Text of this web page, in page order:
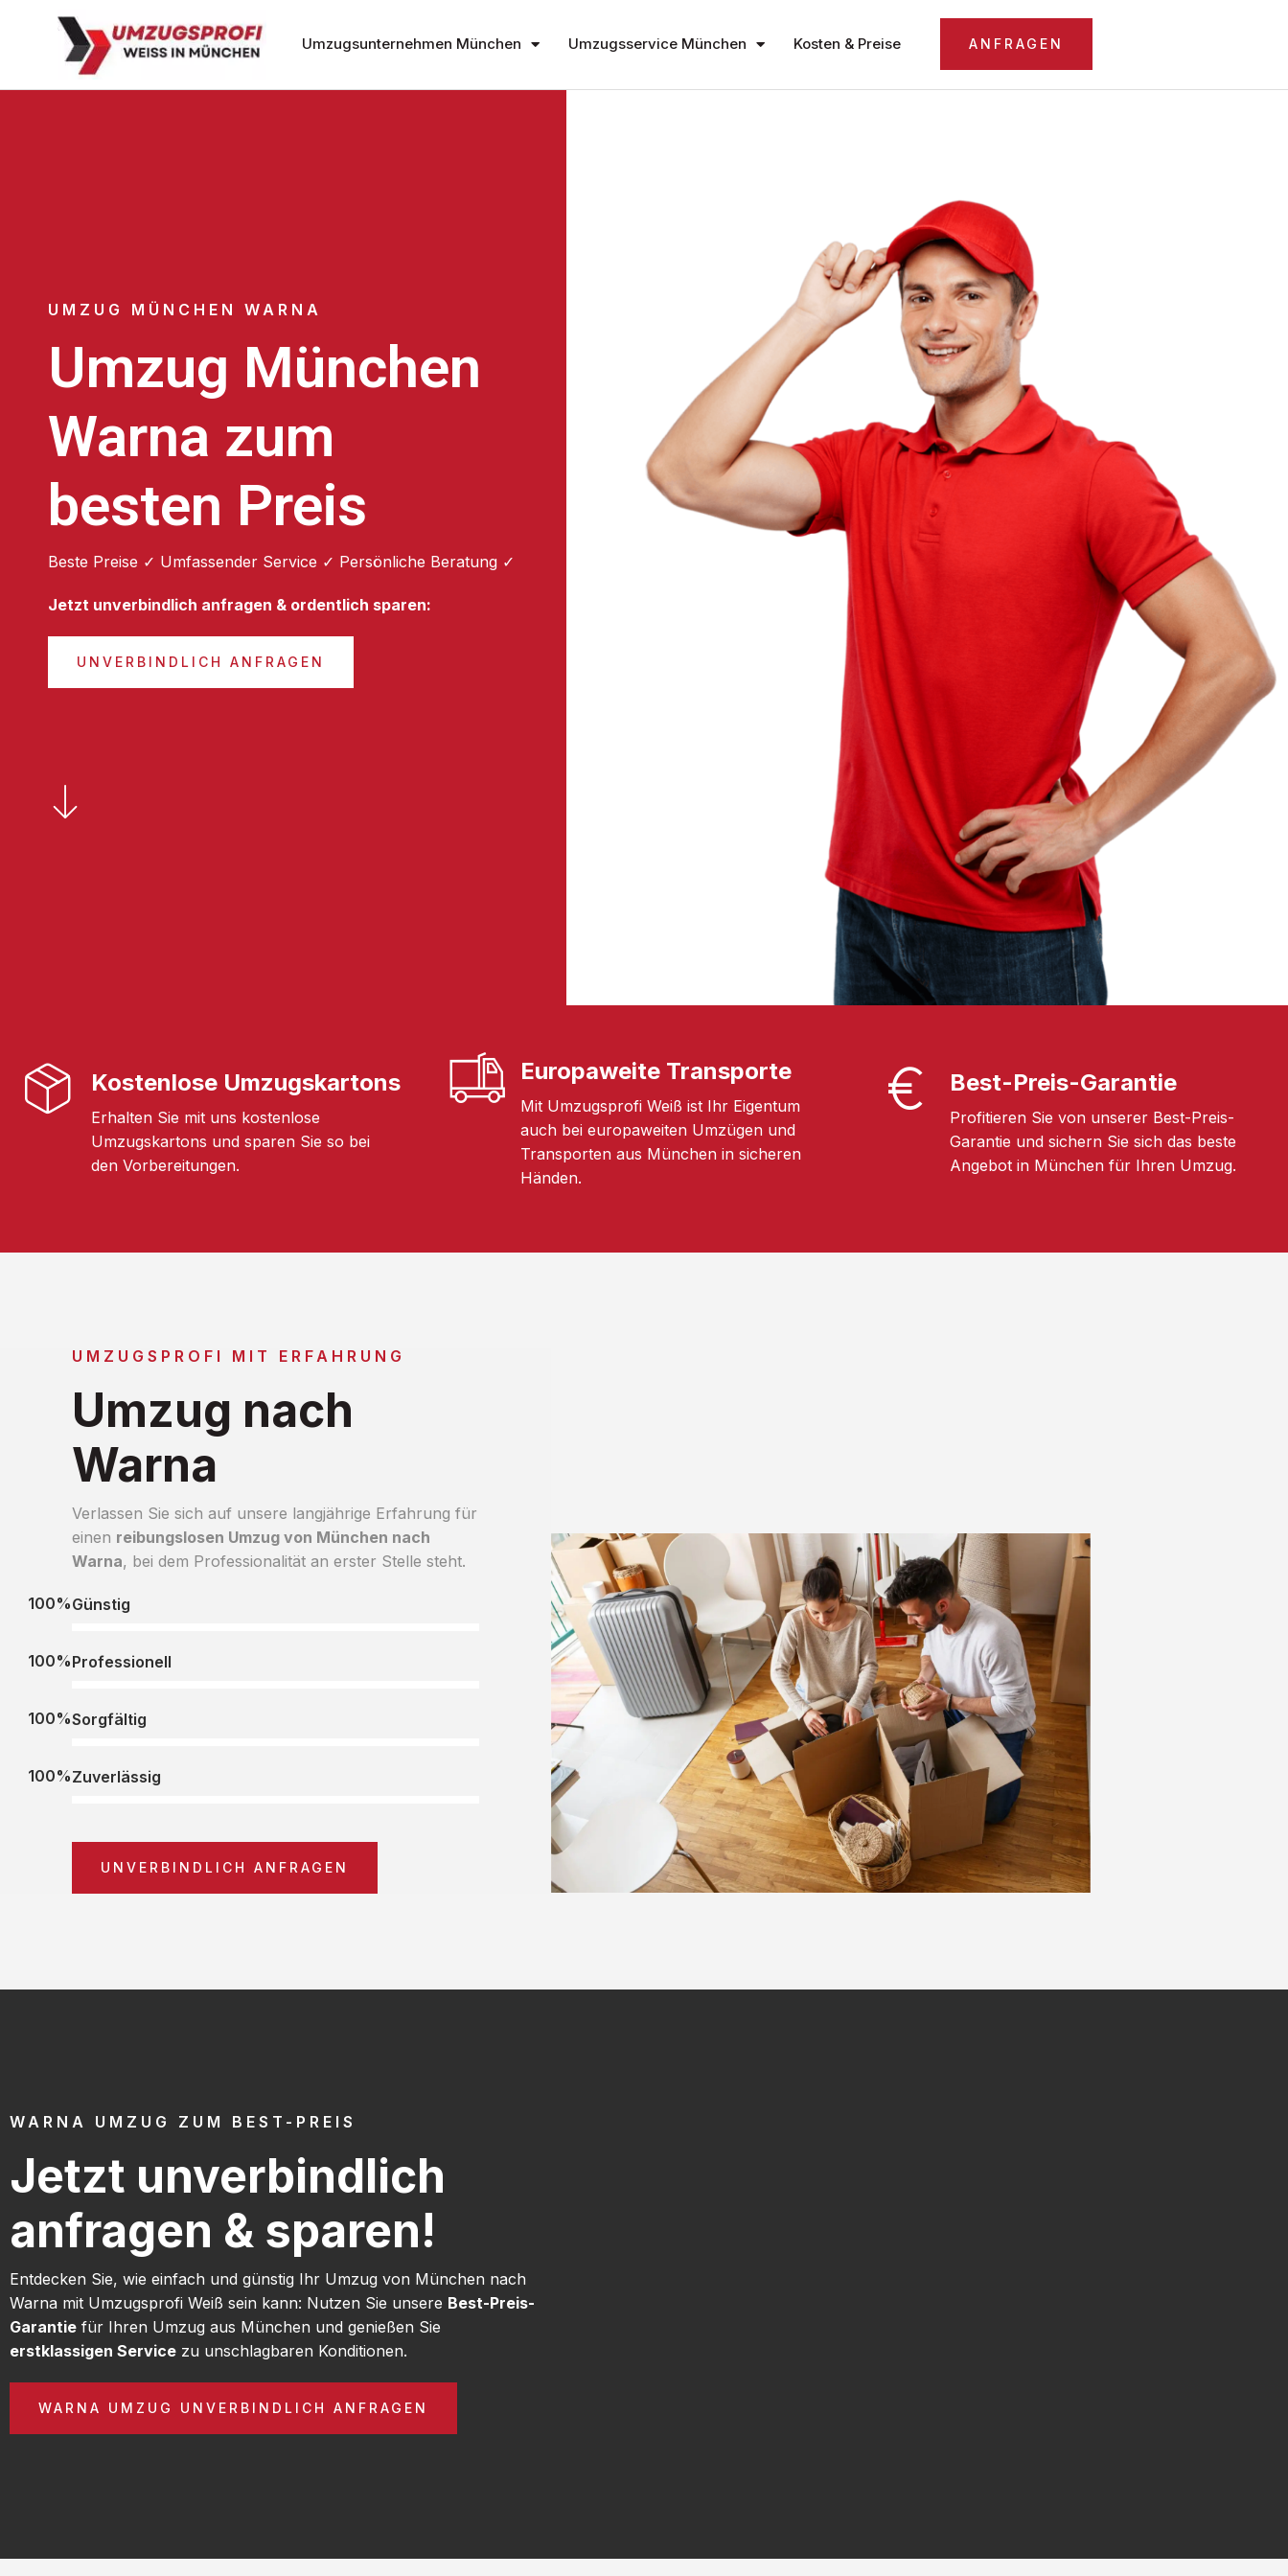
Umzugsunternehmen München Umzugsservice München Kosten & Preise ANFRAGEN
UMZUG MÜNCHEN WARNA
Umzug München
Warna zum
besten Preis
Beste Preise ✓ Umfassender Service ✓ Persönliche Beratung ✓
Jetzt unverbindlich anfragen & ordentlich sparen:
UNVERBINDLICH ANFRAGEN
Kostenlose Umzugskartons
Erhalten Sie mit uns kostenlose
Umzugskartons und sparen Sie so bei
den Vorbereitungen.
Europaweite Transporte
Mit Umzugsprofi Weiß ist Ihr Eigentum
auch bei europaweiten Umzügen und
Transporten aus München in sicheren
Händen.
Best-Preis-Garantie
Profitieren Sie von unserer Best-Preis-
Garantie und sichern Sie sich das beste
Angebot in München für Ihren Umzug.
UMZUGSPROFI MIT ERFAHRUNG
Umzug nach
Warna
Verlassen Sie sich auf unsere langjährige Erfahrung für
einen reibungslosen Umzug von München nach
Warna, bei dem Professionalität an erster Stelle steht.
Günstig
100%
Professionell
100%
Sorgfältig
100%
Zuverlässig
100%
UNVERBINDLICH ANFRAGEN
WARNA UMZUG ZUM BEST-PREIS
Jetzt unverbindlich
anfragen & sparen!
Entdecken Sie, wie einfach und günstig Ihr Umzug von München nach
Warna mit Umzugsprofi Weiß sein kann: Nutzen Sie unsere Best-Preis-
Garantie für Ihren Umzug aus München und genießen Sie
erstklassigen Service zu unschlagbaren Konditionen.
WARNA UMZUG UNVERBINDLICH ANFRAGEN